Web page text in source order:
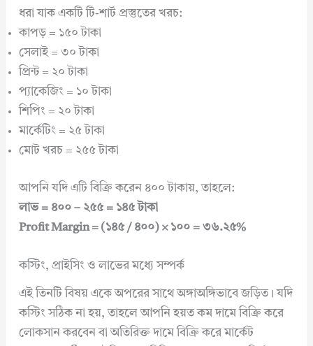
ধরা যাক একটি টি-শার্ট প্রস্তুতের খরচ:
কাপড় = ১৫০ টাকা
সেলাই = ৩০ টাকা
প্রিন্ট = ২০ টাকা
প্যাকেজিং = ১০ টাকা
শিপিং = ২০ টাকা
মার্কেটিং = ২৫ টাকা
মোট খরচ = ২৫৫ টাকা
আপনি যদি এটি বিক্রি করেন ৪০০ টাকায়, তাহলে:
লাভ = ৪০০ – ২৫৫ = ১৪৫ টাকা
Profit Margin = (১৪৫ / ৪০০) × ১০০ = ৩৬.২৫%
কস্টিং, প্রাইসিং ও লাভের মধ্যে সম্পর্ক
এই তিনটি বিষয় একে অপরের সাথে অঙ্গাঅঙ্গিভাবে জড়িত। যদি
কস্টিং সঠিক না হয়, তাহলে আপনি হয়ত কম দামে বিক্রি করে
লোকসান করবেন বা অতিরিক্ত দামে বিক্রি করে মার্কেট